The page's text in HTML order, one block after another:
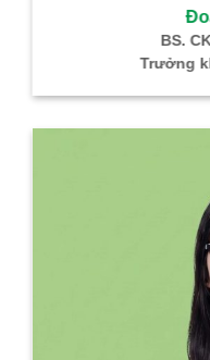
BS.
Trưởng